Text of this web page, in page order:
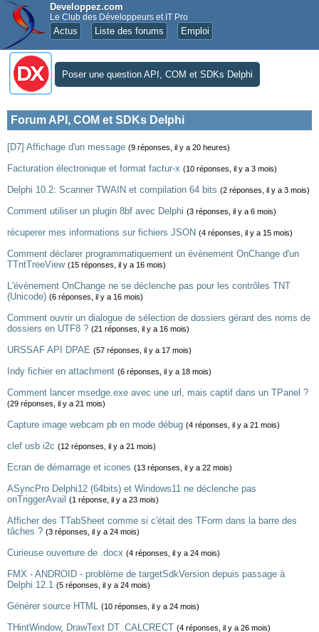
Developpez.com
Le Club des Développeurs et IT Pro
Actus Liste des forums Emploi
Poser une question API, COM et SDKs Delphi
Forum API, COM et SDKs Delphi
[D7] Affichage d'un message (9 réponses, il y a 20 heures)
Facturation électronique et format factur-x (10 réponses, il y a 3 mois)
Delphi 10.2: Scanner TWAIN et compilation 64 bits (2 réponses, il y a 3 mois)
Comment utiliser un plugin 8bf avec Delphi (3 réponses, il y a 6 mois)
récuperer mes informations sur fichiers JSON (4 réponses, il y a 15 mois)
Comment déclarer programmatiquement un évènement OnChange d'un
TTntTreeView (15 réponses, il y a 16 mois)
L'évènement OnChange ne se déclenche pas pour les contrôles TNT
(Unicode) (6 réponses, il y a 16 mois)
Comment ouvrir un dialogue de sélection de dossiers gérant des noms de
dossiers en UTF8 ? (21 réponses, il y a 16 mois)
URSSAF API DPAE (57 réponses, il y a 17 mois)
Indy fichier en attachment (6 réponses, il y a 18 mois)
Comment lancer msedge.exe avec une url, mais captif dans un TPanel ?
(29 réponses, il y a 21 mois)
Capture image webcam pb en mode débug (4 réponses, il y a 21 mois)
clef usb i2c (12 réponses, il y a 21 mois)
Ecran de démarrage et icones (13 réponses, il y a 22 mois)
ASyncPro Delphi12 (64bits) et Windows11 ne déclenche pas
onTriggerAvail
(1 réponse, il y a 23 mois)
Afficher des TTabSheet comme si c'était des TForm dans la barre des
tâches ? (3 réponses, il y a 24 mois)
Curieuse ouverture de .docx (4 réponses, il y a 24 mois)
FMX - ANDROID - problème de targetSdkVersion depuis passage à
Delphi 12.1 (5 réponses, il y a 24 mois)
Générer source HTML (10 réponses, il y a 24 mois)
THintWindow, DrawText DT_CALCRECT (4 réponses, il y a 26 mois)